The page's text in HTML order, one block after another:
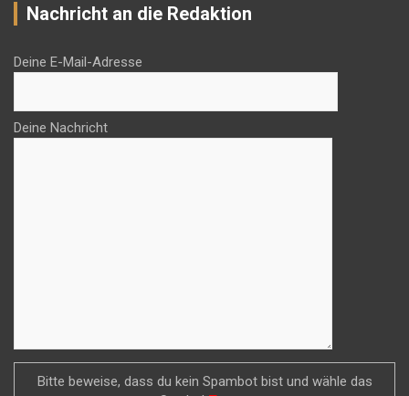
Nachricht an die Redaktion
Deine E-Mail-Adresse
Deine Nachricht
Bitte beweise, dass du kein Spambot bist und wähle das